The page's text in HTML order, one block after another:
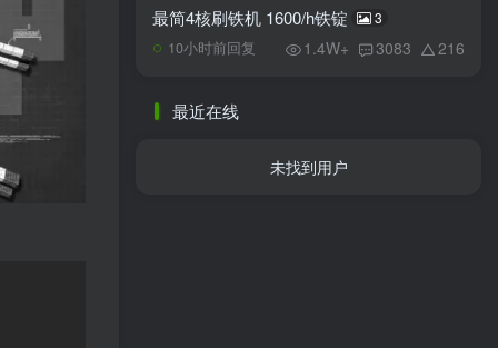
最简4核刷铁机 1600/h铁锭 3
10小时前回复 1.4W+ 3083 216
最近在线
未找到用户